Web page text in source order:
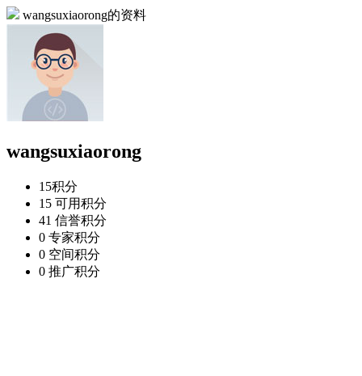
wangsuxiaorong的资料
wangsuxiaorong
15积分
15 可用积分
41 信誉积分
0 专家积分
0 空间积分
0 推广积分